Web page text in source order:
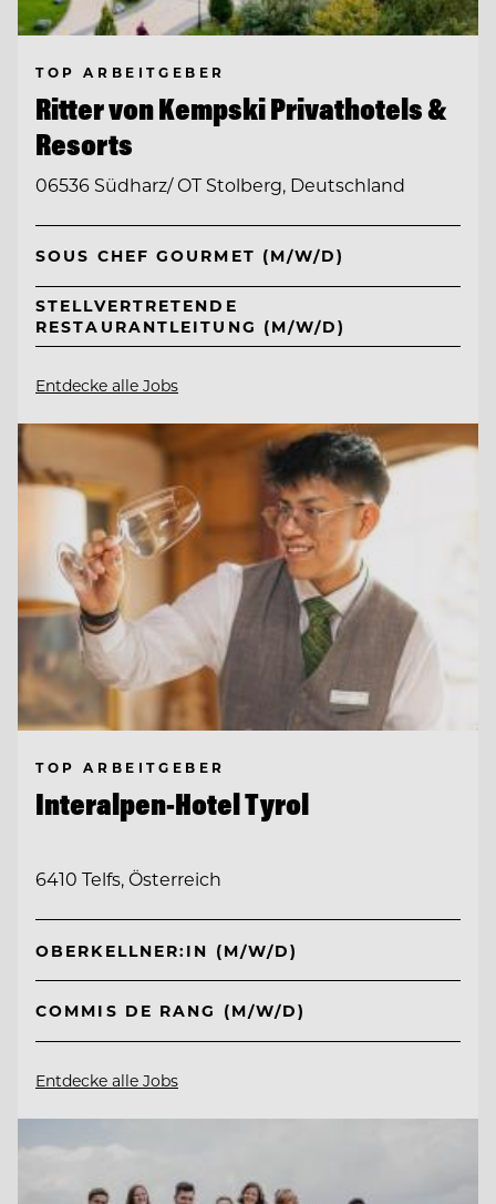
TOP ARBEITGEBER
Ritter von Kempski Privathotels &
Resorts
06536 Südharz/ OT Stolberg, Deutschland
SOUS CHEF GOURMET (M/W/D)
STELLVERTRETENDE
RESTAURANTLEITUNG (M/W/D)
Entdecke alle Jobs
TOP ARBEITGEBER
Interalpen-Hotel Tyrol
6410 Telfs, Österreich
OBERKELLNER:IN (M/W/D)
COMMIS DE RANG (M/W/D)
Entdecke alle Jobs